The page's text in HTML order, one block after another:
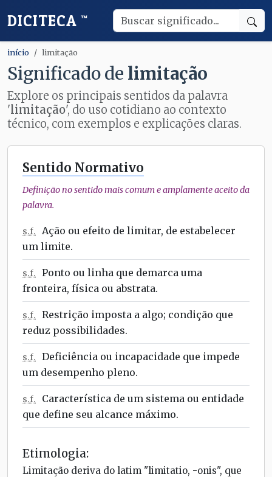
DICITECA ™
início limitação
Significado de limitação
Explore os principais sentidos da palavra
'limitação', do uso cotidiano ao contexto
técnico, com exemplos e explicações claras.
Sentido Normativo
Definição no sentido mais comum e amplamente aceito da
palavra.
s.f.
Ação ou efeito de limitar, de estabelecer
um limite.
s.f.
Ponto ou linha que demarca uma
fronteira, física ou abstrata.
s.f.
Restrição imposta a algo; condição que
reduz possibilidades.
s.f.
Deficiência ou incapacidade que impede
um desempenho pleno.
s.f.
Característica de um sistema ou entidade
que define seu alcance máximo.
Etimologia:
Limitação deriva do latim "limitatio, -onis", que